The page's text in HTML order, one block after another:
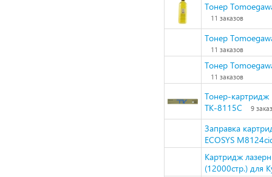
Тонер
11 заказов
Тонер
11 заказов
Тонер
11 заказов
Тонер-картридж
TK-8115C
9
Заправка
ECOSYS
Картридж
(12000стр.) для